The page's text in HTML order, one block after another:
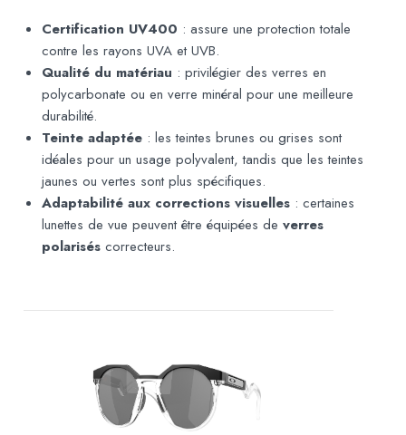
Certification UV400 : assure une protection totale
contre les rayons UVA et UVB.
Qualité du matériau : privilégier des verres en
polycarbonate ou en verre minéral pour une meilleure
durabilité.
Teinte adaptée : les teintes brunes ou grises sont
idéales pour un usage polyvalent, tandis que les teintes
jaunes ou vertes sont plus spécifiques.
Adaptabilité aux corrections visuelles : certaines
lunettes de vue peuvent être équipées deverres
polarisés correcteurs.